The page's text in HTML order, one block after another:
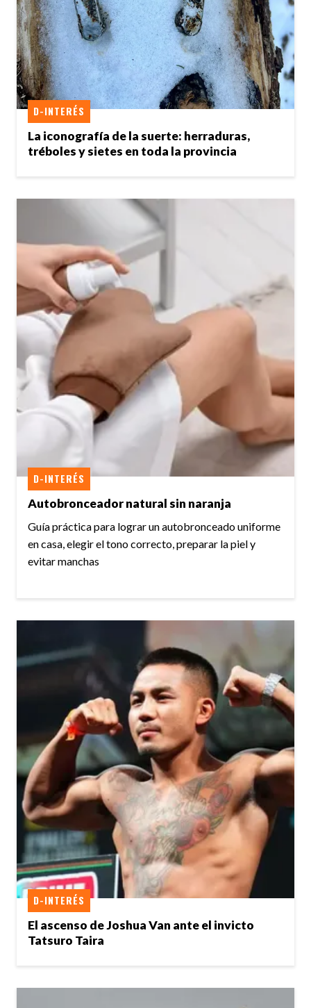
La iconografía de la suerte: herraduras,
tréboles y sietes en toda la provincia
D-INTERÉS
Autobronceador natural sin naranja
D-INTERÉS
Guía práctica para lograr un autobronceado uniforme
en casa, elegir el tono correcto, preparar la piel y
evitar manchas
El ascenso de Joshua Van ante el invicto
Tatsuro Taira
D-INTERÉS